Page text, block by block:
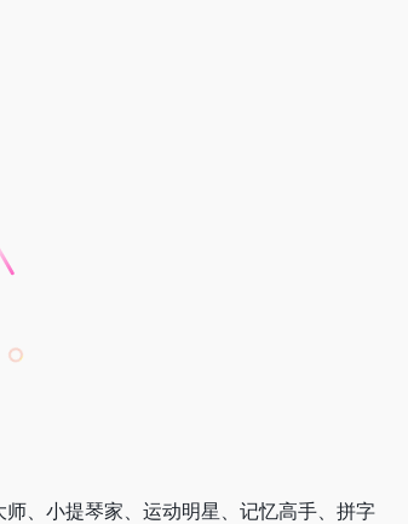
、小提琴家、运动明星、记忆高手、拼字